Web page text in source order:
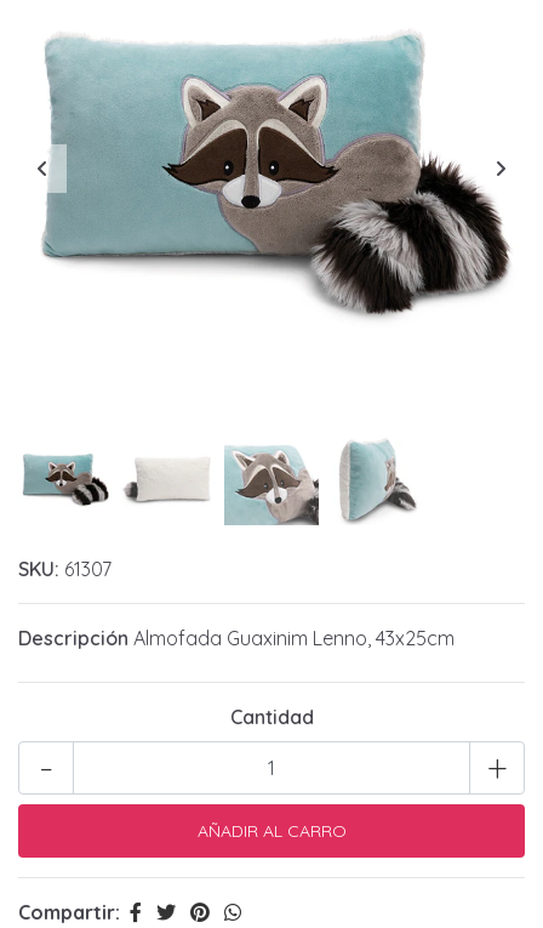
SKU: 61307
Descripción Almofada Guaxinim Lenno, 43x25cm
Cantidad
+
-
Compartir: